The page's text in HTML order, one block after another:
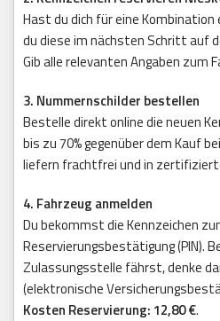
Hast du dich für eine
du diese im nächsten Schritt auf
Gib alle relevanten Angaben zum
3. Nummernschilder bestellen
Bestelle direkt online die neuen
bis zu 70% gegenüber dem Kauf
liefern frachtfrei und in
4. Fahrzeug anmelden
Du bekommst die Kennzeichen
Reservierungsbestätigung (PIN).
Zulassungsstelle fährst, denke
(elektronische
Kosten Reservierung: 12,80 €.